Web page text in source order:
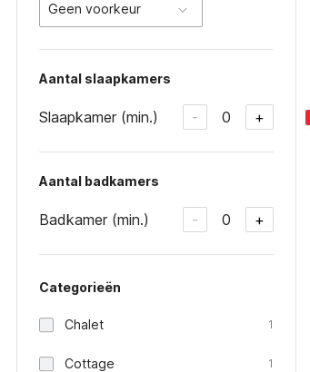
Geen voorkeur
Aantal slaapkamers
Slaapkamer (min.) - 0 +
Aantal badkamers
Badkamer (min.) - 0 +
Categorieën
Chalet 1
Cottage 1